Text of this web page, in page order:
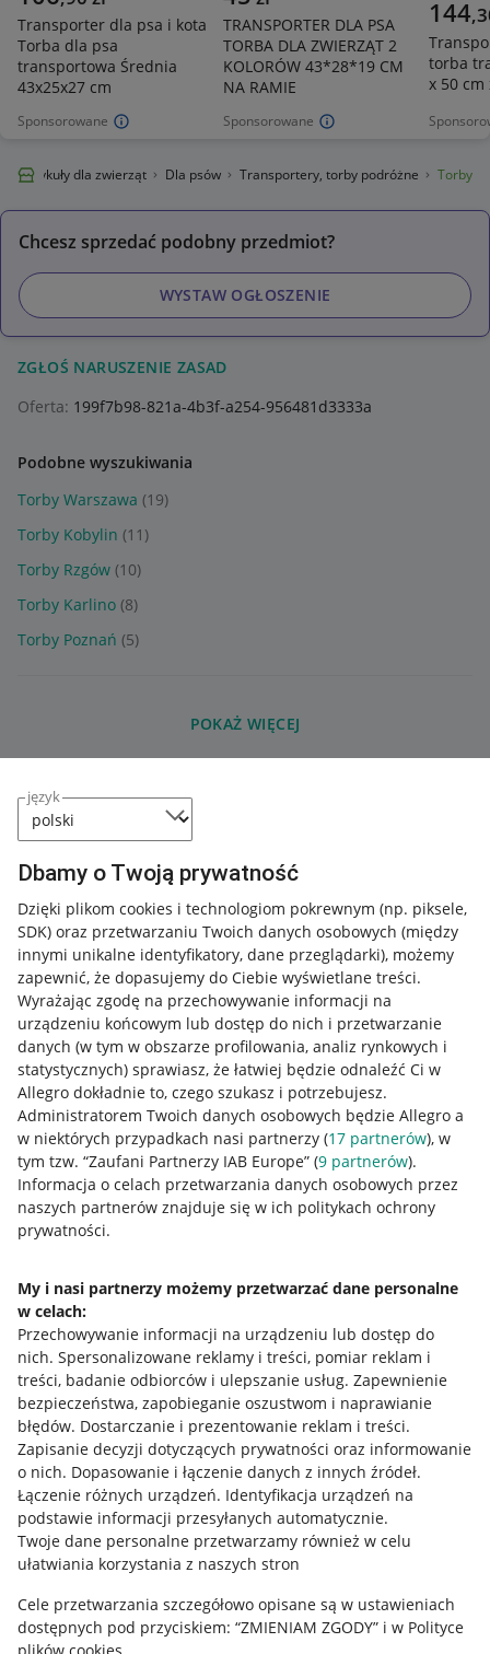
język
Dbamy o Twoją prywatność
Dzięki plikom cookies i technologiom pokrewnym (np. piksele,
SDK) oraz przetwarzaniu Twoich danych osobowych (między
innymi unikalne identyfikatory, dane przeglądarki), możemy
zapewnić, że dopasujemy do Ciebie wyświetlane treści.
Wyrażając zgodę na przechowywanie informacji na
urządzeniu końcowym lub dostęp do nich i przetwarzanie
danych (w tym w obszarze profilowania, analiz rynkowych i
statystycznych) sprawiasz, że łatwiej będzie odnaleźć Ci w
Allegro dokładnie to, czego szukasz i potrzebujesz.
Administratorem Twoich danych osobowych będzie Allegro a
w niektórych przypadkach nasi partnerzy (17 partnerów), w
tym tzw. “Zaufani Partnerzy IAB Europe” (9 partnerów).
Informacja o celach przetwarzania danych osobowych przez
naszych partnerów znajduje się w ich politykach ochrony
prywatności.
My i nasi partnerzy możemy przetwarzać dane personalne
w celach:
Przechowywanie informacji na urządzeniu lub dostęp do
nich. Spersonalizowane reklamy i treści, pomiar reklam i
treści, badanie odbiorców i ulepszanie usług. Zapewnienie
bezpieczeństwa, zapobieganie oszustwom i naprawianie
błędów. Dostarczanie i prezentowanie reklam i treści.
Zapisanie decyzji dotyczących prywatności oraz informowanie
o nich. Dopasowanie i łączenie danych z innych źródeł.
Łączenie różnych urządzeń. Identyfikacja urządzeń na
podstawie informacji przesyłanych automatycznie.
Twoje dane personalne przetwarzamy również w celu
ułatwiania korzystania z naszych stron
Cele przetwarzania szczegółowo opisane są w ustawieniach
dostępnych pod przyciskiem: “ZMIENIAM ZGODY” i w Polityce
Sponsorowane
Transporter dla psa i kota
Torba dla psa
transportowa Średnia
43x25x27 cm
Sponsorowane
TRANSPORTER DLA PSA
TORBA DLA ZWIERZĄT 2
KOLORÓW 43*28*19 CM
NA RAMIE
144,
torba
x 50 cm
Artykuły dla zwierząt Dla psów Transportery, torby podróżne Torby
Chcesz sprzedać podobny przedmiot?
WYSTAW OGŁOSZENIE
ZGŁOŚ NARUSZENIE ZASAD
Oferta: 199f7b98-821a-4b3f-a254-956481d3333a
Podobne wyszukiwania
Torby Warszawa (19)
Torby Kobylin (11)
Torby Rzgów (10)
Torby Karlino (8)
Torby Poznań (5)
POKAŻ WIĘCEJ
Przydatne informacje
Napisz do nas
Allegro Gadane dla sprzedających
Allegro Gadane dla kupujących
Mapa miejscowości
Informacje prawne
Regulamin
Polityka plików "cookies"
Ustawienia plików "cookies"
Udostępnianie lokalizacji